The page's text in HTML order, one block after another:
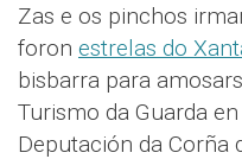
Zas e os pinchos
foron estrelas do
bisbarra para
Turismo da Guarda
Deputación da Corña